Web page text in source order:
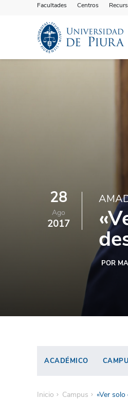
Facultades Centros
28
Ago
2017
POR
ACADÉMICO
Inicio Campus «Ver